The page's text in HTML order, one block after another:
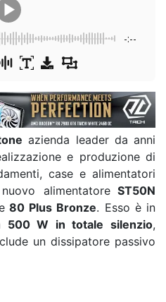
-:--
azienda leader da anni
e produzione di
case e alimentatori
alimentatoreST50N
80 Plus Bronze. Esso è in
500 W in totale silenzio,
un dissipatore passivo